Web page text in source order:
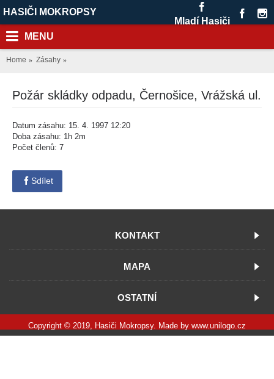
HASIČI MOKROPSY
Mladí Hasiči
MENU
Home Zásahy
Požár skládky odpadu, Černošice, Vrážská ul.
Datum zásahu: 15. 4. 1997 12:20
Doba zásahu: 1h 2m
Počet členů: 7
Sdílet
KONTAKT
MAPA
OSTATNÍ
Copyright © 2019, Hasiči Mokropsy. Made by www.unilogo.cz